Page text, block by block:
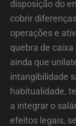
disposição do
cobrir
operações e
quebra de
ainda que
intangibilidade
habitualidade,
a integrar o
efeitos legais,